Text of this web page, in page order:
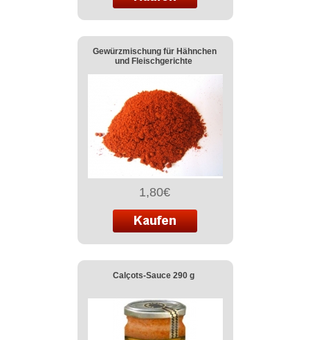
Gewürzmischung für Hähnchen
und Fleischgerichte
1,80€
Calçots-Sauce 290 g